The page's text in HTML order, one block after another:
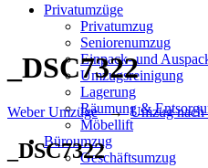
Privatumzüge
Privatumzug
Seniorenumzug
Einpack- und
Umzugsreinigung
Lagerung
Räumung &
Möbellift
Büroumzug
Geschäftsumzug
_DSC7322
Weber Umzüge →Umzug nach
_DSC7322